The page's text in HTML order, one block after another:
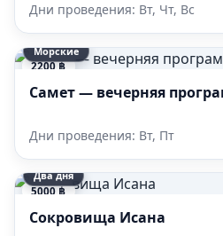
Дни проведения: Вт, Чт, Вс
2200 ฿
Морские
Самет — вечерняя
Дни проведения: Вт, Пт
5000 ฿
Два дня
Сокровища Исана